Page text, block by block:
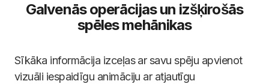
Galvenās operācijas un izšķirošās
spēles mehānikas
Sīkāka informācija izceļas ar savu spēju apvienot
vizuāli iespaidīgu animāciju ar atjautīgu